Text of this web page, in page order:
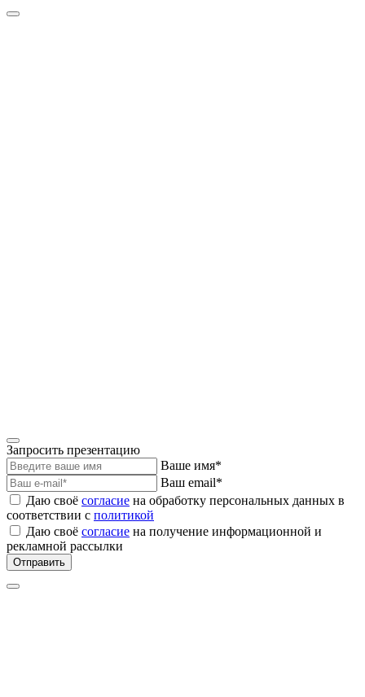
Запросить презентацию
Ваше имя*
Ваш email*
Даю своё согласие на обработку персональных данных в
соответствии с политикой
Даю своё согласие на получение информационной и
рекламной рассылки
Отправить